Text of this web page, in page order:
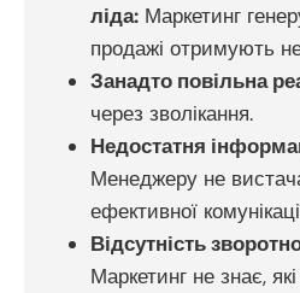
ліда: Маркетинг
продажі отримують
Занадто повільна
через зволікання.
Недостатня
Менеджеру не
ефективної
Відсутність
Маркетинг не знає,